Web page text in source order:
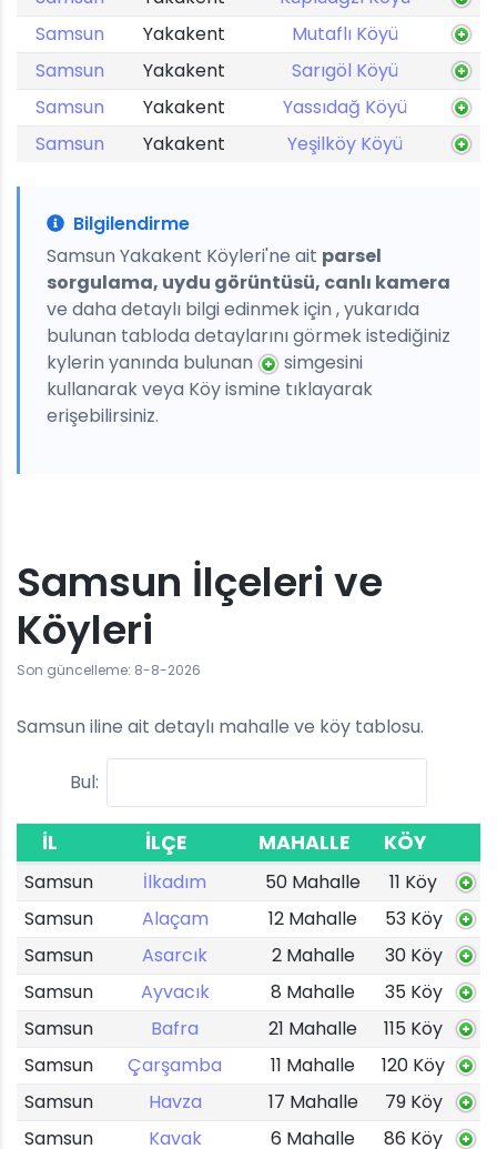
Samsun
Yakakent
Mutaflı Köyü
Samsun
Yakakent
Sarıgöl Köyü
Samsun
Yakakent
Yassıdağ Köyü
Samsun
Yakakent Yeşilköy Köyü
Bilgilendirme
Samsun Yakakent Köyleri'ne ait parsel
sorgulama, uydu görüntüsü, canlı kamera
ve daha detaylı bilgi edinmek için , yukarıda
bulunan tabloda detaylarını görmek istediğiniz
kylerin yanında bulunan
simgesini
kullanarak veya Köy ismine tıklayarak
erişebilirsiniz.
Samsun İlçeleri ve
Köyleri
Son güncelleme: 8-8-2026
Samsun iline ait detaylı mahalle ve köy tablosu.
Bul:
İL İLÇE MAHALLE KÖY
Samsun İlkadım 50 Mahalle
11 Köy
Samsun
Alaçam 12 Mahalle
53 Köy
Samsun
Asarcık 2 Mahalle
30 Köy
Samsun
Ayvacık 8 Mahalle
35 Köy
Samsun
Bafra 21 Mahalle
115 Köy
Samsun
Çarşamba 11 Mahalle
120 Köy
Samsun
Havza 17 Mahalle
79 Köy
Samsun
Kavak 6 Mahalle
86 Köy